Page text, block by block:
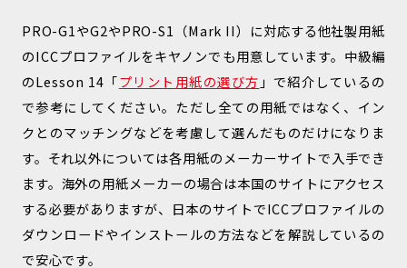
PRO-G1やG2やPRO-S1（Mark II）に対応する他社製用紙
のICCプロファイルをキヤノンでも用意しています。中級編
のLesson 14「プリント用紙の選び方 」で紹介しているの
で参考にしてください。ただし全ての用紙ではなく、イン
クとのマッチングなどを考慮して選んだものだけになりま
す。それ以外については各用紙のメーカーサイトで入手でき
ます。海外の用紙メーカーの場合は本国のサイトにアクセス
する必要がありますが、日本のサイトでICCプロファイルの
ダウンロードやインストールの方法などを解説しているの
で安心です。